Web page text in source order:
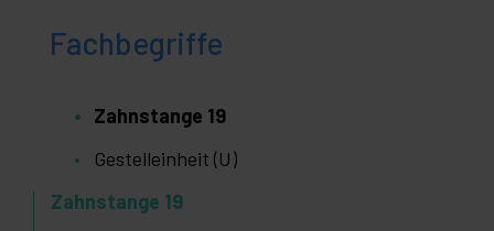
Fachbegriffe
Zahnstange 19
Gestelleinheit (U)
Zahnstange 19